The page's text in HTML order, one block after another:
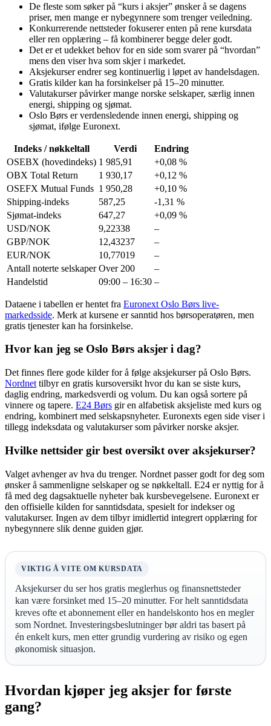
De fleste som søker på “kurs i aksjer” ønsker å se dagens
priser, men mange er nybegynnere som trenger veiledning.
Konkurrerende nettsteder fokuserer enten på rene kursdata
eller ren opplæring – få kombinerer begge deler godt.
Det er et udekket behov for en side som svarer på “hvordan”
mens den viser hva som skjer i markedet.
Aksjekurser endrer seg kontinuerlig i løpet av handelsdagen.
Gratis kilder kan ha forsinkelser på 15–20 minutter.
Valutakurser påvirker mange norske selskaper, særlig innen
energi, shipping og sjømat.
Oslo Børs er verdensledende innen energi, shipping og
sjømat, ifølge Euronext.
Indeks / nøkkeltall Verdi
Endring
OSEBX (hovedindeks) 1 985,91
+0,08 %
OBX Total Return
1 930,17
+0,12 %
OSEFX Mutual Funds 1 950,28
+0,10 %
Shipping-indeks
587,25
-1,31 %
Sjømat-indeks
647,27
+0,09 %
USD/NOK
9,22338
–
GBP/NOK
12,43237
–
EUR/NOK
10,77019
–
Antall noterte selskaper Over 200
–
Handelstid
09:00 – 16:30 –
Dataene i tabellen er hentet fra Euronext Oslo Børs live-
markedsside. Merk at kursene er sanntid hos børsoperatøren, men
gratis tjenester kan ha forsinkelse.
Hvor kan jeg se Oslo Børs aksjer i dag?
Det finnes flere gode kilder for å følge aksjekurser på Oslo Børs.
Nordnet tilbyr en gratis kursoversikt hvor du kan se siste kurs,
daglig endring, markedsverdi og volum. Du kan også sortere på
vinnere og tapere. E24 Børs gir en alfabetisk aksjeliste med kurs og
endring, kombinert med selskapsnyheter. Euronexts egen side viser i
tillegg indeksdata og valutakurser som påvirker norske aksjer.
Hvilke nettsider gir best oversikt over aksjekurser?
Valget avhenger av hva du trenger. Nordnet passer godt for deg som
ønsker å sammenligne selskaper og se nøkkeltall. E24 er nyttig for å
få med deg dagsaktuelle nyheter bak kursbevegelsene. Euronext er
den offisielle kilden for sanntidsdata, spesielt for indekser og
valutakurser. Ingen av dem tilbyr imidlertid integrert opplæring for
nybegynnere slik denne guiden gjør.
VIKTIG Å VITE OM KURSDATA
Aksjekurser du ser hos gratis meglerhus og finansnettsteder
kan være forsinket med 15–20 minutter. For helt sanntidsdata
kreves ofte et abonnement eller en handelskonto hos en megler
som Nordnet. Investeringsbeslutninger bør aldri tas basert på
én enkelt kurs, men etter grundig vurdering av risiko og egen
økonomisk situasjon.
Hvordan kjøper jeg aksjer for første
gang?